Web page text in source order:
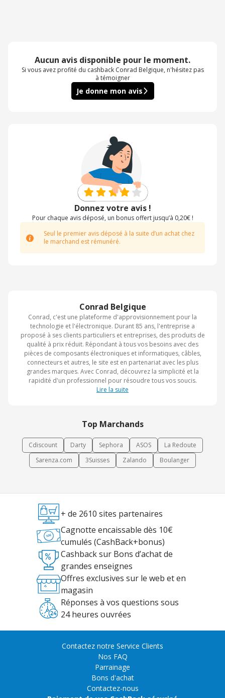
Conrad Belgique
Conrad, c'est une plateforme d'approvisionnement pour la
technologie et l'électronique. Durant 85 ans, l'entreprise a
proposé à ses clients particuliers et entreprises, des produits de
qualité à prix réduit. Répondant à tous vos besoins avec des
pièces de composants électroniques et informatiques, câbles,
connecteurs et autres, le site est en partenariat avec les plus
grandes marques. Avec Conrad, découvrez la simplicité et la
rapidité d'un professionnel pour résoudre tous vos soucis.
Lire la suite
Top Marchands
Cdiscount Darty Sephora ASOS
La Redoute
Sarenza.com
3Suisses Zalando Boulanger
Aucun avis disponible pour le moment.
Si vous avez profité du cashback Conrad Belgique, n'hésitez pas
à témoigner
Je donne mon avis
Donnez votre avis !
Pour chaque avis déposé, un bonus offert jusqu’à 0,20€ !
Seul le premier avis déposé à la suite d’un achat chez
le marchand est rémunéré.
+ de 2610 sites partenaires
Cagnotte encaissable dès 10€
cumulés (CashBack+bonus)
Cashback sur Bons d’achat de
grandes enseignes
Offres exclusives sur le web et en
magasin
Réponses à vos questions sous
24 heures ouvrées
Contactez notre Service Clients
Nos FAQ
Parrainage
Bons d'achat
Contactez-nous